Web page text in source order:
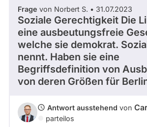
d
e
r
P
r
t
e
D
I
E
Kandidaturen
und
Mandaten
werden
nicht
berücksichtigt.
Thema
- Alle -
Antwort Status
- Alle -
Frage von Norbert S. • 31.07.2023
Soziale Gerechtigkeit Die
eine ausbeutungsfreie
welche sie demokrat.
nennt. Haben sie eine
Begriffsdefinition von
von deren Größen für
Antwort ausstehend von
parteilos